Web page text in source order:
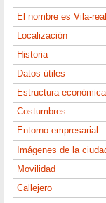
El nombre es Vila-real
Localización
Historia
Datos útiles
Estructura económica
Costumbres
Entorno empresarial
Imágenes de la
Movilidad
Callejero